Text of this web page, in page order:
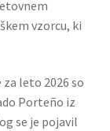
vzorcu, ki
leto 2026 so
Porteño iz
se je pojavil